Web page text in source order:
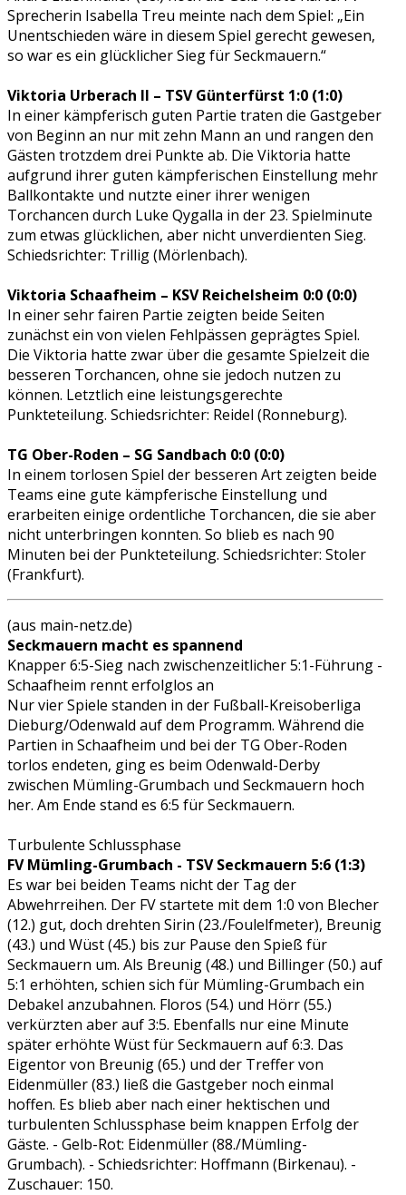
Sprecherin Isabella Treu meinte nach dem Spiel: „Ein
Unentschieden wäre in diesem Spiel gerecht gewesen,
so war es ein glücklicher Sieg für Seckmauern.“
Viktoria Urberach II – TSV Günterfürst 1:0 (1:0)
In einer kämpferisch guten Partie traten die Gastgeber
von Beginn an nur mit zehn Mann an und rangen den
Gästen trotzdem drei Punkte ab. Die Viktoria hatte
aufgrund ihrer guten kämpferischen Einstellung mehr
Ballkontakte und nutzte einer ihrer wenigen
Torchancen durch Luke Qygalla in der 23. Spielminute
zum etwas glücklichen, aber nicht unverdienten Sieg.
Schiedsrichter: Trillig (Mörlenbach).
Viktoria Schaafheim – KSV Reichelsheim 0:0 (0:0)
In einer sehr fairen Partie zeigten beide Seiten
zunächst ein von vielen Fehlpässen geprägtes Spiel.
Die Viktoria hatte zwar über die gesamte Spielzeit die
besseren Torchancen, ohne sie jedoch nutzen zu
können. Letztlich eine leistungsgerechte
Punkteteilung. Schiedsrichter: Reidel (Ronneburg).
TG Ober-Roden – SG Sandbach 0:0 (0:0)
In einem torlosen Spiel der besseren Art zeigten beide
Teams eine gute kämpferische Einstellung und
erarbeiten einige ordentliche Torchancen, die sie aber
nicht unterbringen konnten. So blieb es nach 90
Minuten bei der Punkteteilung. Schiedsrichter: Stoler
(Frankfurt).
(aus main-netz.de)
Seckmauern macht es spannend
Knapper 6:5-Sieg nach zwischenzeitlicher 5:1-Führung -
Schaafheim rennt erfolglos an
Nur vier Spiele standen in der Fußball-Kreisoberliga
Dieburg/Odenwald auf dem Programm. Während die
Partien in Schaafheim und bei der TG Ober-Roden
torlos endeten, ging es beim Odenwald-Derby
zwischen Mümling-Grumbach und Seckmauern hoch
her. Am Ende stand es 6:5 für Seckmauern.
Turbulente Schlussphase
FV Mümling-Grumbach - TSV Seckmauern 5:6 (1:3)
Es war bei beiden Teams nicht der Tag der
Abwehrreihen. Der FV startete mit dem 1:0 von Blecher
(12.) gut, doch drehten Sirin (23./Foulelfmeter), Breunig
(43.) und Wüst (45.) bis zur Pause den Spieß für
Seckmauern um. Als Breunig (48.) und Billinger (50.) auf
5:1 erhöhten, schien sich für Mümling-Grumbach ein
Debakel anzubahnen. Floros (54.) und Hörr (55.)
verkürzten aber auf 3:5. Ebenfalls nur eine Minute
später erhöhte Wüst für Seckmauern auf 6:3. Das
Eigentor von Breunig (65.) und der Treffer von
Eidenmüller (83.) ließ die Gastgeber noch einmal
hoffen. Es blieb aber nach einer hektischen und
turbulenten Schlussphase beim knappen Erfolg der
Gäste. - Gelb-Rot: Eidenmüller (88./Mümling-
Grumbach). - Schiedsrichter: Hoffmann (Birkenau). -
Zuschauer: 150.